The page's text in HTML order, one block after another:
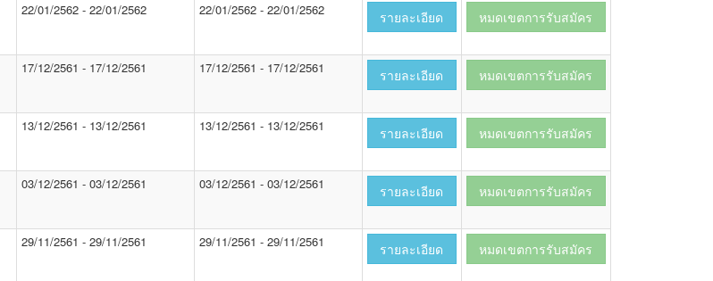
22/01/2562 - 22/01/2562 22/01/2562 - 22/01/2562 รายละเอียด หมดเขตการรับสมัคร
17/12/2561 - 17/12/2561 17/12/2561 - 17/12/2561 รายละเอียด หมดเขตการรับสมัคร
13/12/2561 - 13/12/2561 13/12/2561 - 13/12/2561 รายละเอียด หมดเขตการรับสมัคร
03/12/2561 - 03/12/2561 03/12/2561 - 03/12/2561 รายละเอียด หมดเขตการรับสมัคร
29/11/2561 - 29/11/2561 29/11/2561 - 29/11/2561 รายละเอียด หมดเขตการรับสมัคร